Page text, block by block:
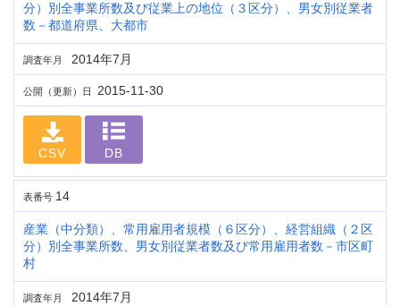
分）別全事業所数及び従業上の地位（３区分）、男女別従業者
数－都道府県、大都市
調査年月 2014年7月
公開（更新）日 2015-11-30
CSV DB
表番号 14
産業（中分類）、常用雇用者規模（６区分）、経営組織（２区
分）別全事業所数、男女別従業者数及び常用雇用者数－市区町
村
調査年月 2014年7月